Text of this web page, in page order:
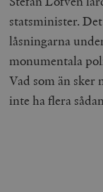
statsminister.
låsningarna
monumentala
Vad som än sker
inte ha flera
Strikt
ordentligt